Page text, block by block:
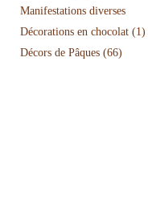
Manifestations diverses
Décorations en chocolat (1)
Décors de Pâques (66)